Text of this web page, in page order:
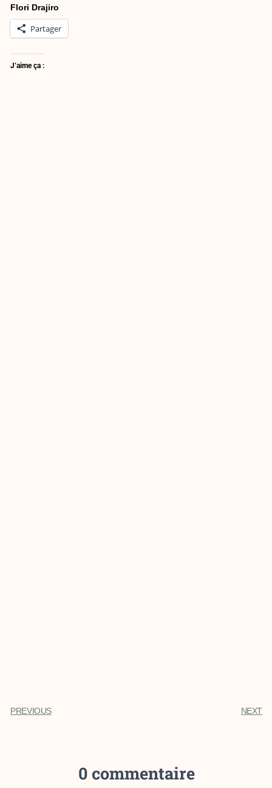
Flori Drajiro
Partager
J’aime ça :
PREVIOUS NEXT
0 commentaire